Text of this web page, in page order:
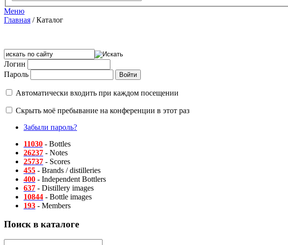
Меню
Главная /Каталог
Логин
Пароль
Автоматически входить при каждом посещении
Скрыть моё пребывание на конференции в этот раз
Забыли пароль?
11030 - Bottles
26237 - Notes
25737 - Scores
455 - Brands / distilleries
400 - Independent Bottlers
637 - Distillery images
10844 - Bottle images
193 - Members
Поиск в каталоге